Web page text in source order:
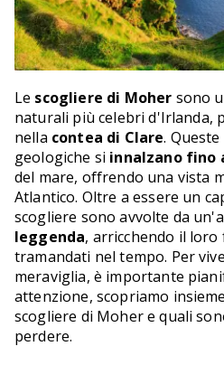
Le scogliere di Moher sono
naturali più celebri d'Irlanda,
nella contea di Clare.
geologiche si innalzano fino
del mare, offrendo una vista
Atlantico. Oltre a essere un
scogliere sono avvolte da
leggenda, arricchendo il loro
tramandati nel tempo. Per
meraviglia, è importante
attenzione, scopriamo
scogliere di Moher e quali
perdere.